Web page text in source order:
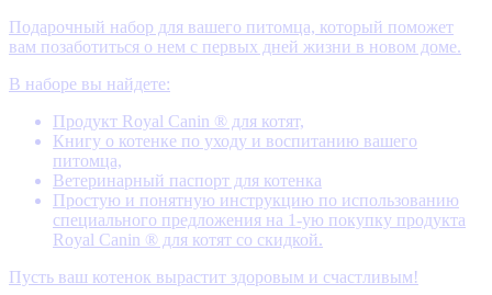
Подарочный набор для вашего питомца, который поможет
вам позаботиться о нем с первых дней жизни в новом доме.
В наборе вы найдете:
Продукт Royal Canin ® для котят,
Книгу о котенке по уходу и воспитанию вашего
питомца,
Ветеринарный паспорт для котенка
Простую и понятную инструкцию по использованию
специального предложения на 1-ую покупку продукта
Royal Canin ® для котят со скидкой.
Пусть ваш котенок вырастит здоровым и счастливым!